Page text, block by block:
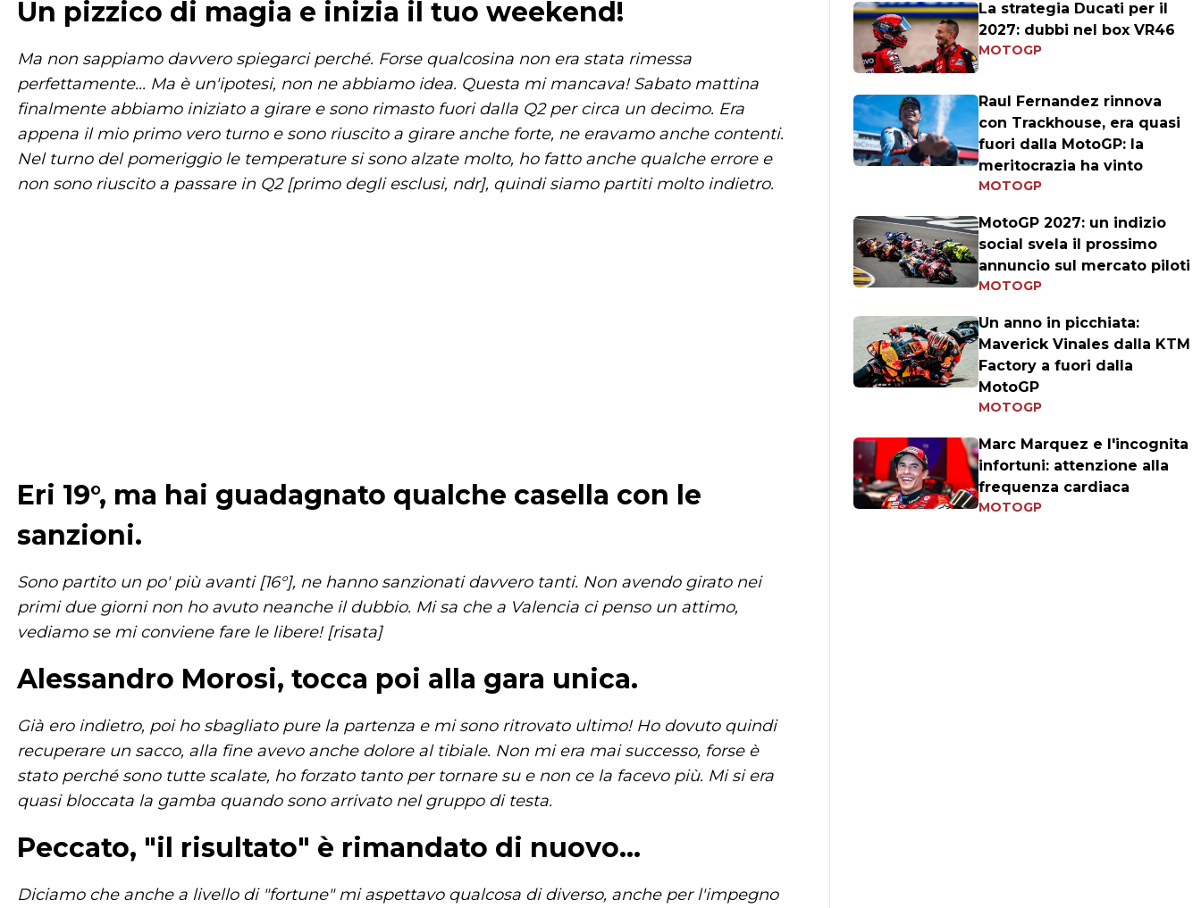
Un pizzico di magia e inizia il tuo weekend!
Ma non sappiamo davvero spiegarci perché. Forse qualcosina non era stata rimessa
perfettamente... Ma è un'ipotesi, non ne abbiamo idea. Questa mi mancava! Sabato mattina
finalmente abbiamo iniziato a girare e sono rimasto fuori dalla Q2 per circa un decimo. Era
appena il mio primo vero turno e sono riuscito a girare anche forte, ne eravamo anche contenti.
Nel turno del pomeriggio le temperature si sono alzate molto, ho fatto anche qualche errore e
non sono riuscito a passare in Q2 [primo degli esclusi, ndr], quindi siamo partiti molto indietro.
Eri 19°, ma hai guadagnato qualche casella con le
sanzioni.
Sono partito un po' più avanti [16°], ne hanno sanzionati davvero tanti. Non avendo girato nei
primi due giorni non ho avuto neanche il dubbio. Mi sa che a Valencia ci penso un attimo,
vediamo se mi conviene fare le libere! [risata]
Alessandro Morosi, tocca poi alla gara unica.
Già ero indietro, poi ho sbagliato pure la partenza e mi sono ritrovato ultimo! Ho dovuto quindi
recuperare un sacco, alla fine avevo anche dolore al tibiale. Non mi era mai successo, forse è
stato perché sono tutte scalate, ho forzato tanto per tornare su e non ce la facevo più. Mi si era
quasi bloccata la gamba quando sono arrivato nel gruppo di testa.
Peccato, "il risultato" è rimandato di nuovo...
Diciamo che anche a livello di "fortune" mi aspettavo qualcosa di diverso, anche per l'impegno
La strategia Ducati per il
2027: dubbi nel box VR46
MOTOGP
Raul Fernandez rinnova
con Trackhouse, era quasi
fuori dalla MotoGP: la
meritocrazia ha vinto
MOTOGP
MotoGP 2027: un indizio
social svela il prossimo
annuncio sul mercato piloti
MOTOGP
Un anno in picchiata:
Maverick Vinales dalla KTM
Factory a fuori dalla
MotoGP
MOTOGP
Marc Marquez e l'incognita
infortuni: attenzione alla
frequenza cardiaca
MOTOGP